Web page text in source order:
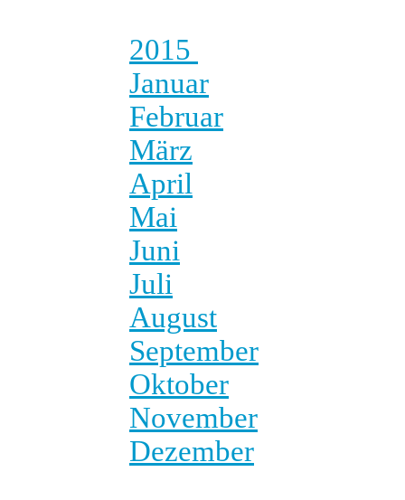
2015
Januar
Februar
März
April
Mai
Juni
Juli
August
September
Oktober
November
Dezember